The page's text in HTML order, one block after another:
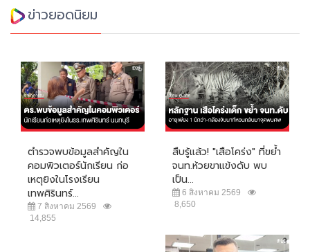
ข่าวยอดนิยม
ตำรวจพบข้อมูลสำคัญใน
คอมพิวเตอร์นักเรียน ก่อ
เหตุยิงในโรงเรียน
เทพศิรินทร์...
7 สิงหาคม 2569
14,855
สืบรู้แล้ว! "เสือโคร่ง" ที่ขย้ำ
จนท.ห้วยขาแข้งดับ พบ
เป็น...
6 สิงหาคม 2569
8,650